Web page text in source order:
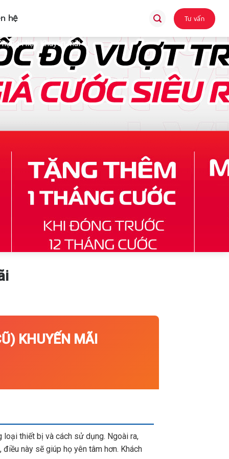
hệ Tư vấn
Hiệp Khuyến mãi
KHUYẾN MÃI
thiết bị và cách sử dụng. Ngoài ra,
này sẽ giúp họ yên tâm hơn. Khách